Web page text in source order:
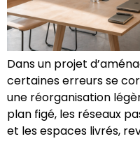
Dans un projet
certaines erreurs se
une réorganisation
plan figé, les réseaux
et les espaces livrés,